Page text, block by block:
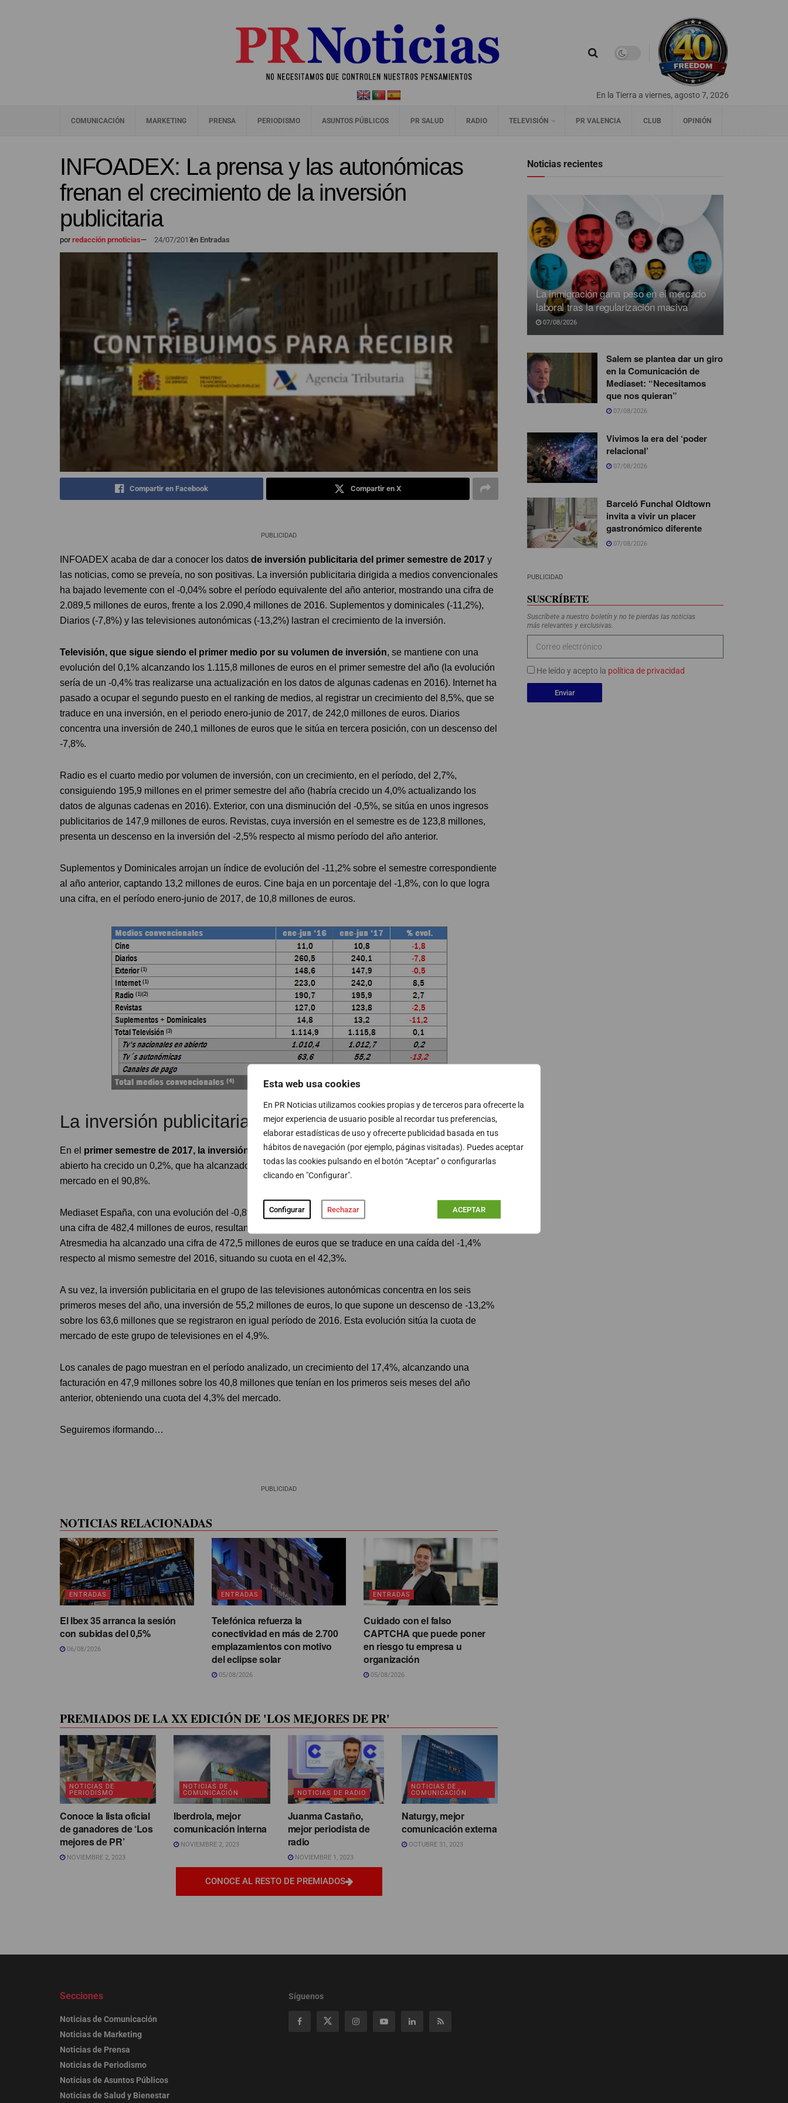
Esta web usa cookies
En PR Noticias utilizamos cookies propias y de terceros para ofrecerte la
mejor experiencia de usuario posible al recordar tus preferencias,
elaborar estadísticas de uso y ofrecerte publicidad basada en tus
hábitos de navegación (por ejemplo, páginas visitadas). Puedes aceptar
todas las cookies pulsando en el botón “Aceptar” o configurarlas
clicando en "Configurar".
Configurar Rechazar ACEPTAR
En la Tierra a viernes, agosto 7, 2026
COMUNICACIÓN MARKETING PRENSA PERIODISMO ASUNTOS PÚBLICOS PR SALUD RADIO TELEVISIÓN PR VALENCIA CLUB OPINIÓN
INFOADEX: La prensa y las autonómicas
frenan el crecimiento de la inversión
publicitaria
porredacción prnoticias— 24/07/2017en Entradas
Compartir en Facebook Compartir en X
PUBLICIDAD
INFOADEX acaba de dar a conocer los datos de inversión publicitaria del primer semestre de 2017 y
las noticias, como se preveía, no son positivas. La inversión publicitaria dirigida a medios convencionales
ha bajado levemente con el -0,04% sobre el período equivalente del año anterior, mostrando una cifra de
2.089,5 millones de euros, frente a los 2.090,4 millones de 2016. Suplementos y dominicales (-11,2%),
Diarios (-7,8%) y las televisiones autonómicas (-13,2%) lastran el crecimiento de la inversión.
Televisión, que sigue siendo el primer medio por su volumen de inversión, se mantiene con una
evolución del 0,1% alcanzando los 1.115,8 millones de euros en el primer semestre del año (la evolución
sería de un -0,4% tras realizarse una actualización en los datos de algunas cadenas en 2016). Internet ha
pasado a ocupar el segundo puesto en el ranking de medios, al registrar un crecimiento del 8,5%, que se
traduce en una inversión, en el periodo enero-junio de 2017, de 242,0 millones de euros. Diarios
concentra una inversión de 240,1 millones de euros que le sitúa en tercera posición, con un descenso del
-7,8%.
Radio es el cuarto medio por volumen de inversión, con un crecimiento, en el período, del 2,7%,
consiguiendo 195,9 millones en el primer semestre del año (habría crecido un 4,0% actualizando los
datos de algunas cadenas en 2016). Exterior, con una disminución del -0,5%, se sitúa en unos ingresos
publicitarios de 147,9 millones de euros. Revistas, cuya inversión en el semestre es de 123,8 millones,
presenta un descenso en la inversión del -2,5% respecto al mismo período del año anterior.
Suplementos y Dominicales arrojan un índice de evolución del -11,2% sobre el semestre correspondiente
al año anterior, captando 13,2 millones de euros. Cine baja en un porcentaje del -1,8%, con lo que logra
una cifra, en el período enero-junio de 2017, de 10,8 millones de euros.
La inversión publicitaria en televisión coge aliento
En el primer semestre de 2017, la inversión publicitaria del grupo de las televisiones nacionalesen
abierto ha crecido un 0,2%, que ha alcanzado los 1.012,7 millones de euros, situando su cuota de
mercado en el 90,8%.
Mediaset España, con una evolución del -0,8% respecto al mismo periodo del año anterior, ha obtenido
una cifra de 482,4 millones de euros, resultando una cuota de mercado del 43,2%. Por su parte,
Atresmedia ha alcanzado una cifra de 472,5 millones de euros que se traduce en una caída del -1,4%
respecto al mismo semestre del 2016, situando su cuota en el 42,3%.
A su vez, la inversión publicitaria en el grupo de las televisiones autonómicas concentra en los seis
primeros meses del año, una inversión de 55,2 millones de euros, lo que supone un descenso de -13,2%
sobre los 63,6 millones que se registraron en igual período de 2016. Esta evolución sitúa la cuota de
mercado de este grupo de televisiones en el 4,9%.
Los canales de pago muestran en el período analizado, un crecimiento del 17,4%, alcanzando una
facturación en 47,9 millones sobre los 40,8 millones que tenían en los primeros seis meses del año
anterior, obteniendo una cuota del 4,3% del mercado.
Seguiremos iformando…
PUBLICIDAD
NOTICIAS RELACIONADAS
ENTRADAS
El Ibex 35 arranca la sesión
con subidas del 0,5%
06/08/2026
ENTRADAS
Telefónica refuerza la
conectividad en más de 2.700
emplazamientos con motivo
del eclipse solar
05/08/2026
ENTRADAS
Cuidado con el falso
CAPTCHA que puede poner
en riesgo tu empresa u
organización
05/08/2026
PREMIADOS DE LA XX EDICIÓN DE 'LOS MEJORES DE PR'
NOTICIAS DE
PERIODISMO
Conoce la lista oficial
de ganadores de ‘Los
mejores de PR’
NOVIEMBRE 2, 2023
NOTICIAS DE
COMUNICACIÓN
Iberdrola, mejor
comunicación interna
NOVIEMBRE 2, 2023
NOTICIAS DE RADIO
Juanma Castaño,
mejor periodista de
radio
NOVIEMBRE 1, 2023
NOTICIAS DE
COMUNICACIÓN
Naturgy, mejor
comunicación externa
OCTUBRE 31, 2023
CONOCE AL RESTO DE PREMIADOS
Noticias recientes
La inmigración gana peso en el mercado
laboral tras la regularización masiva
07/08/2026
Salem se plantea dar un giro
en la Comunicación de
Mediaset: “Necesitamos
que nos quieran”
07/08/2026
Vivimos la era del ‘poder
relacional’
07/08/2026
Barceló Funchal Oldtown
invita a vivir un placer
gastronómico diferente
07/08/2026
PUBLICIDAD
SUSCRÍBETE
Suscríbete a nuestro boletín y no te pierdas las noticias
más relevantes y exclusivas.
He leído y acepto la política de privacidad
Enviar
Secciones
Noticias de Comunicación
Noticias de Marketing
Noticias de Prensa
Noticias de Periodismo
Noticias de Asuntos Públicos
Noticias de Salud y Bienestar
Síguenos